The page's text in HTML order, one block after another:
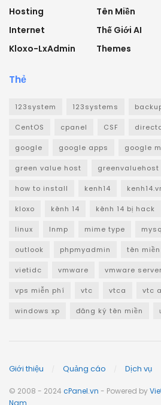
Hosting
Internet
Kloxo-LxAdmin
Tên Miền
Thế Giới AI
Themes
Thẻ
123system 123systems
CentOS cpanel CSF
google google apps google
green value host greenvaluehost
how to install kenh14
kloxo kênh 14 kênh 14 bị hack
linux lnmp mime type
outlook phpmyadmin tên miền
vietidc vmware vmware server
vps miễn phí vtc vtca vtc
windows xp đăng ký tên miền
Giới thiệu Quảng cáo Dịch vụ
© 2008 - 2024 cPanel.vn - Powered by
Nam